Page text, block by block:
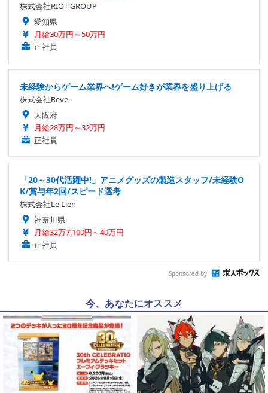
株式会社RIOT GROUP
愛知県
月給30万円～50万円
正社員
未経験からゲーム業界へ!ゲーム好きが業界を盛り上げる
株式会社Reve
大阪府
月給28万円～32万円
正社員
「20～30代活躍中!」アニメグッズの製造スタッフ/未経験O
K/賞与年2回/スピード選考
株式会社Le Lien
神奈川県
月給32万7,100円～40万円
正社員
Sponsored by
今、あなたにオススメ